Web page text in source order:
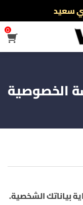
المنتج
0
الخصوصية
بياناتك الشخصية.